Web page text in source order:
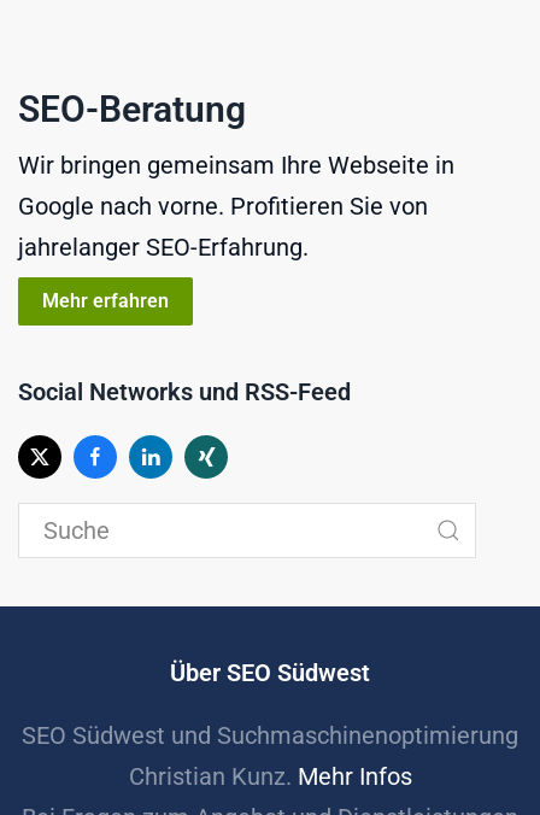
SEO-Beratung
Wir bringen gemeinsam Ihre Webseite in
Google nach vorne. Profitieren Sie von
jahrelanger SEO-Erfahrung.
Mehr erfahren
Social Networks und RSS-Feed
Über SEO Südwest
SEO Südwest und Suchmaschinenoptimierung
Christian Kunz. Mehr Infos